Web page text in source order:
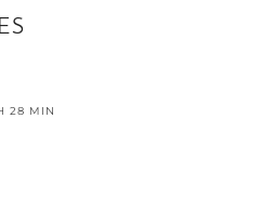
28 MIN